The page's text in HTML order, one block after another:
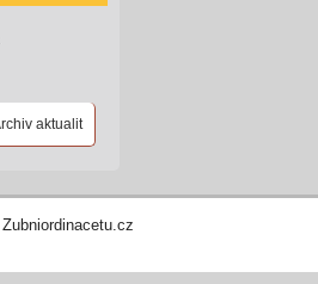
aktualit